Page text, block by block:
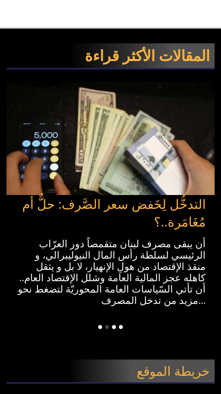
المقالات الأكثر قراءة
التدخُّل لِخَفض سعر الصَّرف: حلٌّ أم
مُغَامَرة..؟
أن يبقى مصرف لبنان متقمصاً دور العرّاب
الرئيسي لسلطة رأس المال النيوليبرالي، و
منقذ الإقتصاد من هولِ الإنهيار، لا بل و يثقل
كاهله عجز المالية العامة وشلل الإقتصاد العام..
أن تأتي السّياسات العامة المحوريّة لتضغط نحو
مزيد من تدخل المصرف...
خريطة الموقع